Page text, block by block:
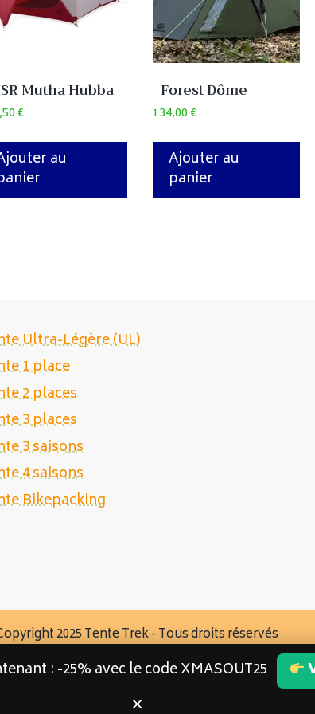
Mutha Hubba
€
au
Forest Dôme
134,00€
Ajouter au
panier
Ultra-Légère (UL)
1 place
2 places
3 places
3 saisons
4 saisons
Bikepacking
2025 Tente Trek - Tous droits réservés
: -25% avec le code XMASOUT25
×